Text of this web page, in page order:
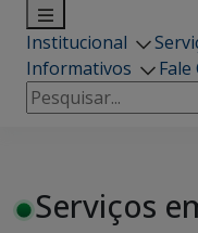
Institucional
Informativos
Fale
Pesquisar
por:
Serviços